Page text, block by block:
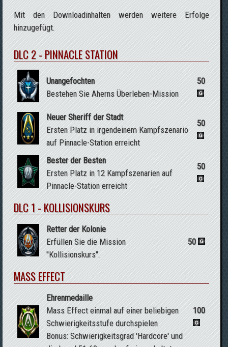
Mit den Downloadinhalten werden weitere Erfolge
hinzugefügt.
DLC 2 - PINNACLE STATION
Unangefochten
Bestehen Sie Aherns Überleben-Mission
50
Neuer Sheriff der Stadt
Ersten Platz in irgendeinem Kampfszenario
auf Pinnacle-Station erreicht
50
Bester der Besten
Ersten Platz in 12 Kampfszenarien auf
Pinnacle-Station erreicht
50
DLC 1 - KOLLISIONSKURS
Retter der Kolonie
Erfüllen Sie die Mission
"Kollisionskurs".
50
MASS EFFECT
Ehrenmedaille
Mass Effect einmal auf einer beliebigen
Schwierigkeitsstufe durchspielen
Bonus: Schwierigkeitsgrad 'Hardcore' und
100